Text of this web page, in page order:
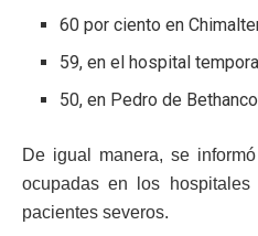
60 por ciento en
59, en el hospital
50, en Pedro de
De igual manera, se
ocupadas en los hospitales
pacientes severos.